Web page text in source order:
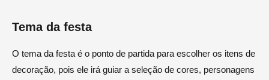
Tema da festa
O tema da festa é o ponto de partida para escolher os itens de
decoração, pois ele irá guiar a seleção de cores, personagens